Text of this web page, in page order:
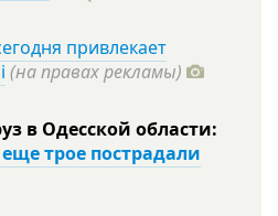
привлекает
(на правах рекламы)
в Одесской области:
трое пострадали